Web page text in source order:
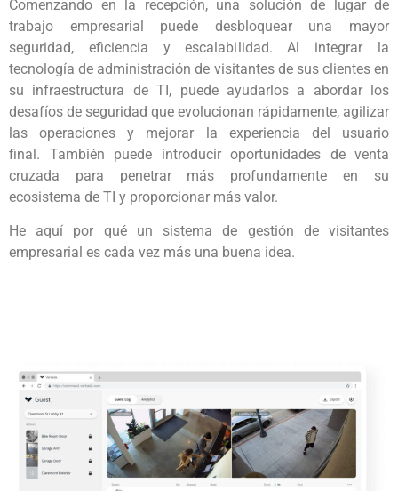
Comenzando en la recepción, una solución de lugar de
trabajo empresarial puede desbloquear una mayor
seguridad, eficiencia y escalabilidad. Al integrar la
tecnología de administración de visitantes de sus clientes en
su infraestructura de TI, puede ayudarlos a abordar los
desafíos de seguridad que evolucionan rápidamente, agilizar
las operaciones y mejorar la experiencia del usuario
final. También puede introducir oportunidades de venta
cruzada para penetrar más profundamente en su
ecosistema de TI y proporcionar más valor.
He aquí por qué un sistema de gestión de visitantes
empresarial es cada vez más una buena idea.